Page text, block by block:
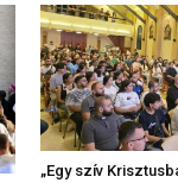
„Egy szív